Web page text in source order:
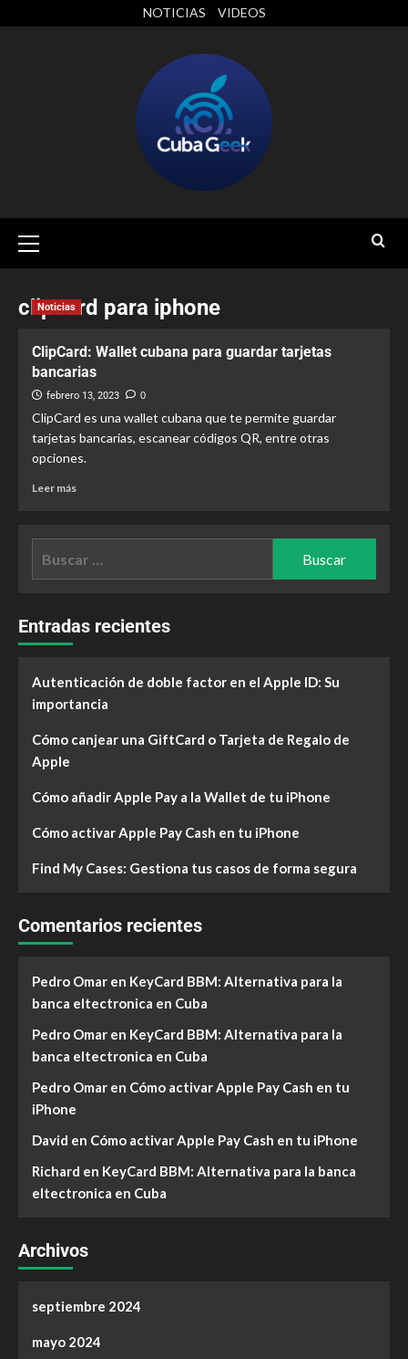
NOTICIAS VIDEOS
clipcard para iphone
Noticias
ClipCard: Wallet cubana para guardar tarjetas
bancarias
febrero 13, 2023 0
ClipCard es una wallet cubana que te permite guardar
tarjetas bancarias, escanear códigos QR, entre otras
opciones.
Leer más
Entradas recientes
Autenticación de doble factor en el Apple ID: Su
importancia
Cómo canjear una GiftCard o Tarjeta de Regalo de
Apple
Cómo añadir Apple Pay a la Wallet de tu iPhone
Cómo activar Apple Pay Cash en tu iPhone
Find My Cases: Gestiona tus casos de forma segura
Comentarios recientes
Pedro Omar en KeyCard BBM: Alternativa para la
banca eltectronica en Cuba
Pedro Omar en KeyCard BBM: Alternativa para la
banca eltectronica en Cuba
Pedro Omar en Cómo activar Apple Pay Cash en tu
iPhone
David en Cómo activar Apple Pay Cash en tu iPhone
Richard en KeyCard BBM: Alternativa para la banca
eltectronica en Cuba
Archivos
septiembre 2024
mayo 2024